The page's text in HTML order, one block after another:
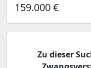
159.000 €
Zu dieser